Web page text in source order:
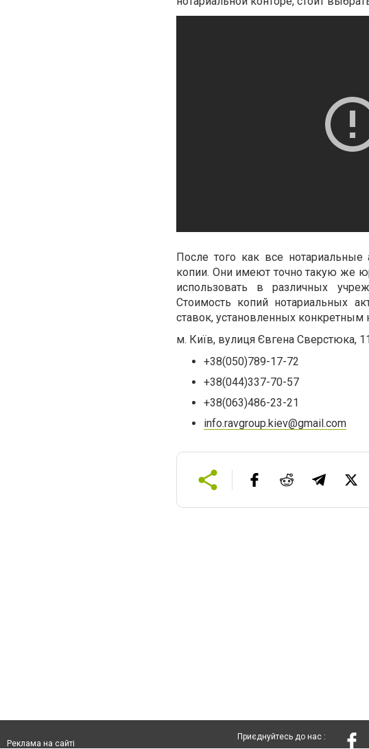
После того как все
копии. Они имеют точно такую же
использовать в различных
Стоимость копий нотариальных
ставок, установленных конкретным
м. Київ, вулиця Євгена Сверстюка,
+38(050)789-17-72
+38(044)337-70-57
+38(063)486-23-21
info.ravgroup.kiev@gmail.com
Реклама на сайті
Приєднуйтесь до нас :